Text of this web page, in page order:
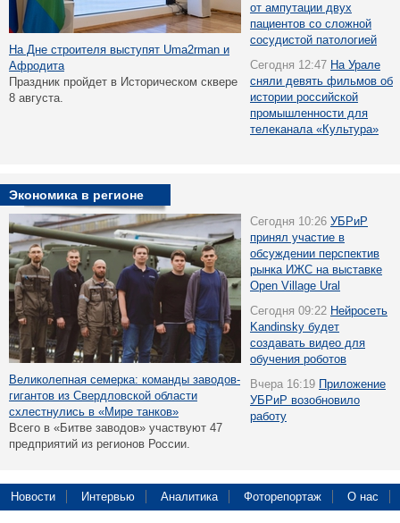
На Дне строителя выступят Uma2rman и
Афродита
Праздник пройдет в Историческом сквере
8 августа.
от ампутации двух
пациентов со сложной
сосудистой патологией
Сегодня 12:47 На Урале
сняли девять фильмов об
истории российской
промышленности для
телеканала «Культура»
Экономика в регионе
Великолепная семерка: команды заводов-
гигантов из Свердловской области
схлестнулись в «Мире танков»
Всего в «Битве заводов» участвуют 47
предприятий из регионов России.
Сегодня 10:26 УБРиР
принял участие в
обсуждении перспектив
рынка ИЖС на выставке
Open Village Ural
Сегодня 09:22 Нейросеть
Kandinsky будет
создавать видео для
обучения роботов
Вчера 16:19 Приложение
УБРиР возобновило
работу
Новости Интервью Аналитика Фоторепортаж О нас